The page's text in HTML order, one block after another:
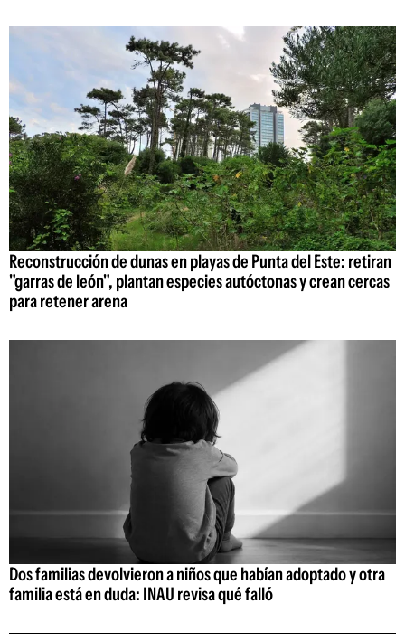
Reconstrucción de dunas en playas de Punta del Este: retiran
"garras de león", plantan especies autóctonas y crean cercas
para retener arena
Dos familias devolvieron a niños que habían adoptado y otra
familia está en duda: INAU revisa qué falló